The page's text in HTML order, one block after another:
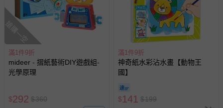
客製化商品（例如客製生日書、姓名貼等）。
報紙、期刊或雜誌（惟書籍如經拆封、使用，則酌收整
新費用）。
經消費者拆封之影音商品或電腦軟體（例如 DVD、CD
等）。
非以有形媒介提供之數位內容或一經提供即為完成之線
上服務，經消費者事先同意始提供（例如線上課程、遊
戲或活動點數等）。
搶購一空
滿1件9折
mideer - 摺紙藝術DIY遊戲組-
光學原理
$292 $360
滿1件9折
神奇紙水彩沾水畫【動物王
國】
$141 $199